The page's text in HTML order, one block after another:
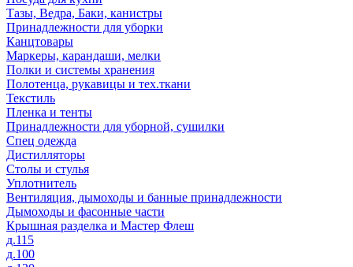
Тазы, Ведра, Баки, канистры
Принадлежности для уборки
Канцтовары
Маркеры, карандаши, мелки
Полки и системы хранения
Полотенца, рукавицы и тех.ткани
Текстиль
Пленка и тенты
Принадлежности для уборной, сушилки
Спец одежда
Дистилляторы
Столы и стулья
Уплотнитель
Вентиляция, дымоходы и банные принадлежности
Дымоходы и фасонные части
Крышная разделка и Мастер Флеш
д.115
д.100